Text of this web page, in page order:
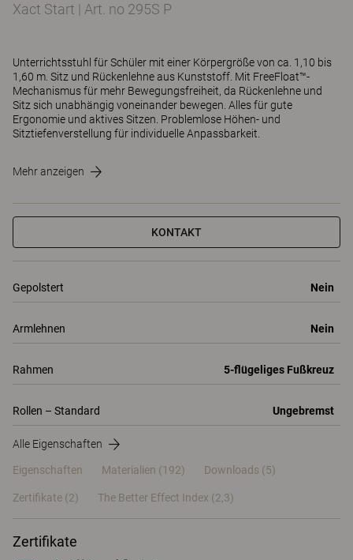
Xact Start | Art. no 295S P
Unterrichtsstuhl für Schüler mit einer Körpergröße von ca. 1,10 bis
1,60 m. Sitz und Rückenlehne aus Kunststoff. Mit FreeFloat™-
Mechanismus für mehr Bewegungsfreiheit, da Rückenlehne und
Sitz sich unabhängig voneinander bewegen. Alles für gute
Ergonomie und aktives Sitzen. Problemlose Höhen- und
Sitztiefenverstellung für individuelle Anpassbarkeit.
Mehr anzeigen
KONTAKT
Gepolstert Nein
Armlehnen Nein
Rahmen 5-flügeliges Fußkreuz
Rollen – Standard Ungebremst
Alle Eigenschaften
Eigenschaften Materialien (192) Downloads (5)
Zertifikate (2) The Better Effect Index (2,3)
Zertifikate